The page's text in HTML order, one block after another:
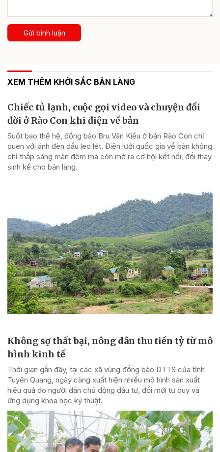
Gửi bình luận
XEM THÊM KHỞI SẮC BẢN LÀNG
Chiếc tủ lạnh, cuộc gọi video và chuyện đổi
đời ở Rào Con khi điện về bản
Suốt bao thế hệ, đồng bào Bru Vân Kiều ở bản Rào Con chỉ
quen với ánh đèn dầu leo lét. Điện lưới quốc gia về bản không
chỉ thắp sáng màn đêm mà còn mở ra cơ hội kết nối, đổi thay
sinh kế cho bản làng.
Không sợ thất bại, nông dân thu tiền tỷ từ mô
hình kinh tế
Thời gian gần đây, tại các xã vùng đồng bào DTTS của tỉnh
Tuyên Quang, ngày càng xuất hiện nhiều mô hình sản xuất
hiệu quả do người dân chủ động đầu tư, đổi mới tư duy và
ứng dụng khoa học kỹ thuật.